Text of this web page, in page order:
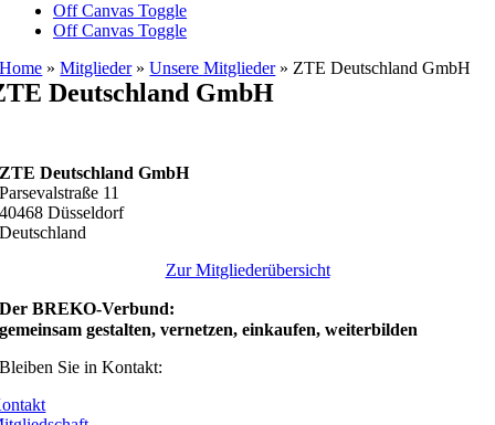
Off Canvas Toggle
Off Canvas Toggle
Home »Mitglieder»Unsere Mitglieder» ZTE Deutschland GmbH
Deutschland GmbH
ZTE Deutschland GmbH
Parsevalstraße 11
40468 Düsseldorf
Deutschland
Zur Mitgliederübersicht
Der BREKO-Verbund:
gemeinsam gestalten, vernetzen, einkaufen, weiterbilden
Bleiben Sie in Kontakt: